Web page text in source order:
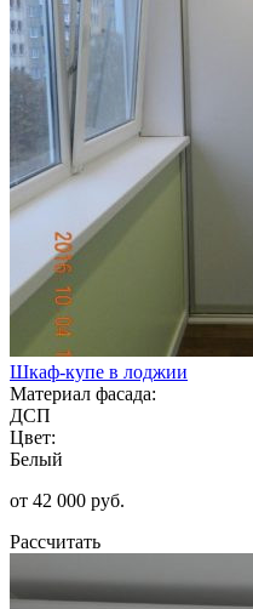
Шкаф-купе в лоджии
Материал фасада:
ДСП
Цвет:
Белый
от 42 000 руб.
Рассчитать